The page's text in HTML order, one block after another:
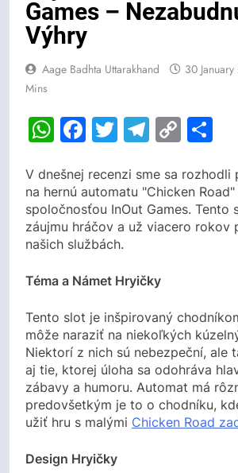
Games –
Výhry
Aage Badhta Uttarakhand 30
Mins
WhatsApp
Facebook
TwitterCopy
V dnešnej recenzi sme sa
na hernú automatu "Chicken
spoločnosťou InOut Games. Tento
záujmu hráčov a už viacero rokov
našich službách.
Téma a Námet Hryičky
Tento slot je inšpirovaný
môže naraziť na niekoľkých
Niektorí z nich sú nebezpeční, ale
aj tie, ktorej úloha sa odohráva
zábavy a humoru. Automat má
predovšetkým je to o chodníku,
užiť hru s malými Chicken Road
Design Hryičky